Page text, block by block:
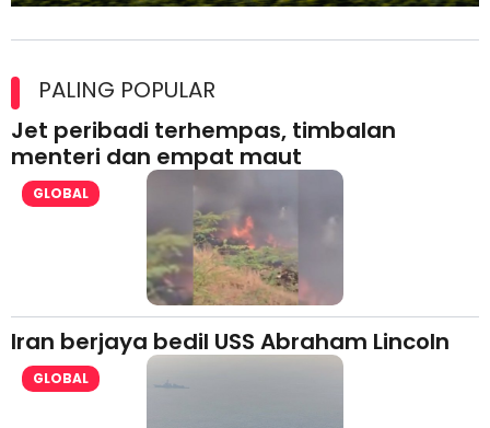
lesen separuh pertama 2026
PALING POPULAR
Jet peribadi terhempas, timbalan
menteri dan empat maut
GLOBAL
Iran berjaya bedil USS Abraham Lincoln
GLOBAL